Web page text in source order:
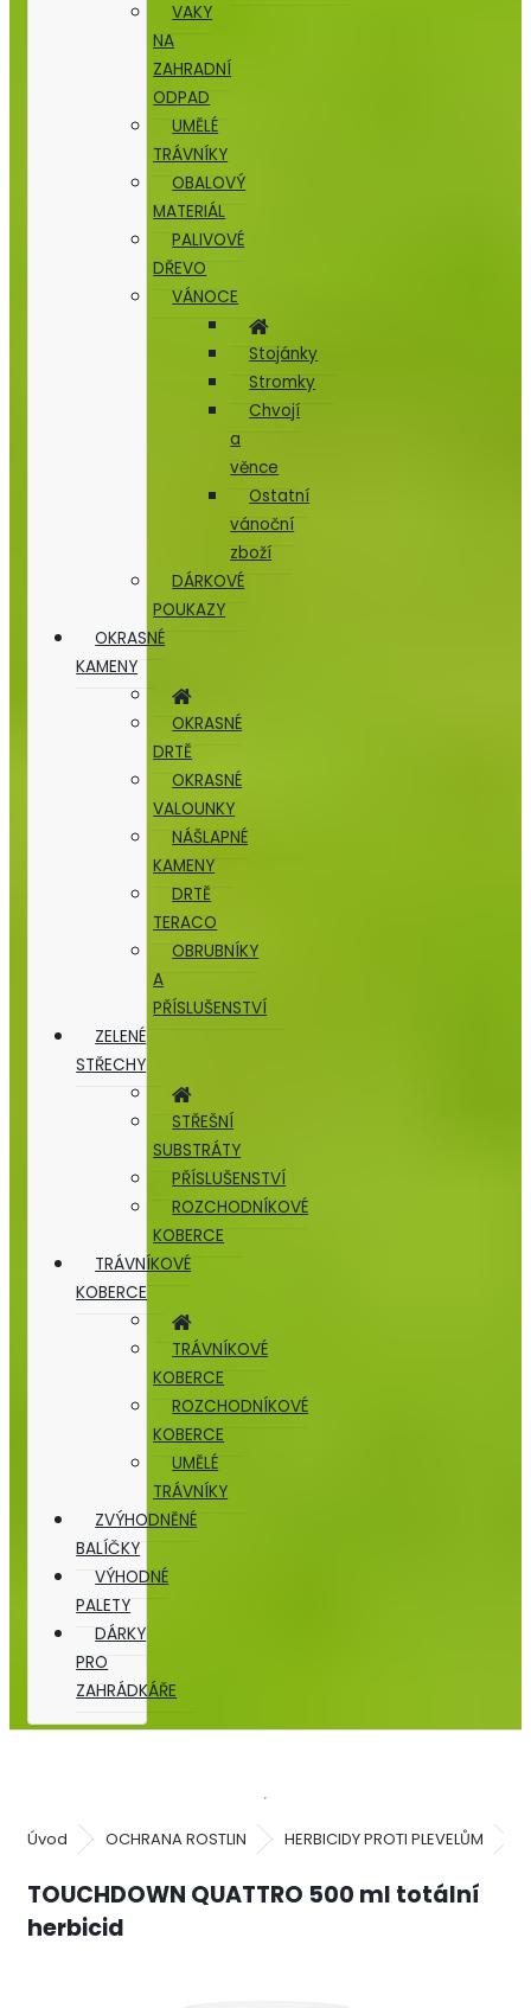
VAKY
NA
ZAHRADNÍ
ODPAD
UMĚLÉ
TRÁVNÍKY
OBALOVÝ
MATERIÁL
PALIVOVÉ
DŘEVO
VÁNOCE
Stojánky
Stromky
Chvojí
a
věnce
Ostatní
vánoční
zboží
DÁRKOVÉ
POUKAZY
OKRASNÉ
KAMENY
OKRASNÉ
DRTĚ
OKRASNÉ
VALOUNKY
NÁŠLAPNÉ
KAMENY
DRTĚ
TERACO
OBRUBNÍKY
A
PŘÍSLUŠENSTVÍ
ZELENÉ
STŘECHY
STŘEŠNÍ
SUBSTRÁTY
PŘÍSLUŠENSTVÍ
ROZCHODNÍKOVÉ
KOBERCE
TRÁVNÍKOVÉ
KOBERCE
TRÁVNÍKOVÉ
KOBERCE
ROZCHODNÍKOVÉ
KOBERCE
UMĚLÉ
TRÁVNÍKY
ZVÝHODNĚNÉ
BALÍČKY
VÝHODNÉ
PALETY
DÁRKY
PRO
ZAHRÁDKÁŘE
Úvod OCHRANA ROSTLIN HERBICIDY PROTI PLEVELŮM
TOUCHDOWN QUATTRO 500 ml totální
herbicid